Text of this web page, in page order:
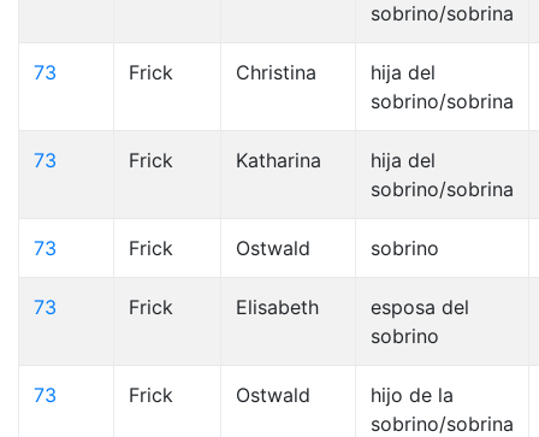
sobrino/sobrina
73 Frick Christina
hija del
sobrino/sobrina
73 Frick Katharina
hija del
sobrino/sobrina
73 Frick Ostwald sobrino
73 Frick Elisabeth
esposa del
sobrino
73 Frick Ostwald
hijo de la
sobrino/sobrina